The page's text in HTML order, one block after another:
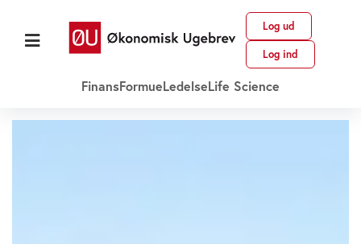
Log ud
Log ind
FinansFormueLedelseLife Science